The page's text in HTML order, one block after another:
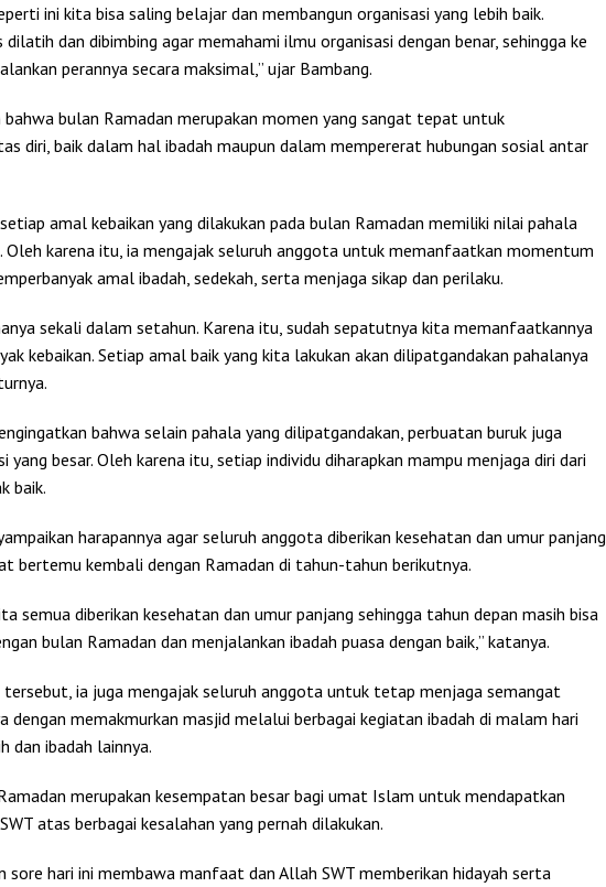
ini kita bisa saling belajar dan membangun organisasi yang lebih baik.
dan dibimbing agar memahami ilmu organisasi dengan benar, sehingga ke
perannya secara maksimal,” ujar Bambang.
bahwa bulan Ramadan merupakan momen yang sangat tepat untuk
diri, baik dalam hal ibadah maupun dalam mempererat hubungan sosial antar
amal kebaikan yang dilakukan pada bulan Ramadan memiliki nilai pahala
Oleh karena itu, ia mengajak seluruh anggota untuk memanfaatkan momentum
amal ibadah, sedekah, serta menjaga sikap dan perilaku.
sekali dalam setahun. Karena itu, sudah sepatutnya kita memanfaatkannya
kebaikan. Setiap amal baik yang kita lakukan akan dilipatgandakan pahalanya
bahwa selain pahala yang dilipatgandakan, perbuatan buruk juga
yang besar. Oleh karena itu, setiap individu diharapkan mampu menjaga diri dari
baik.
harapannya agar seluruh anggota diberikan kesehatan dan umur panjang
bertemu kembali dengan Ramadan di tahun-tahun berikutnya.
semua diberikan kesehatan dan umur panjang sehingga tahun depan masih bisa
bulan Ramadan dan menjalankan ibadah puasa dengan baik,” katanya.
ia juga mengajak seluruh anggota untuk tetap menjaga semangat
dengan memakmurkan masjid melalui berbagai kegiatan ibadah di malam hari
dan ibadah lainnya.
merupakan kesempatan besar bagi umat Islam untuk mendapatkan
atas berbagai kesalahan yang pernah dilakukan.
sore hari ini membawa manfaat dan Allah SWT memberikan hidayah serta